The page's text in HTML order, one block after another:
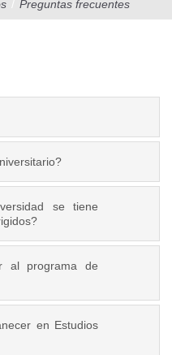
/ Preguntas frecuentes
se tiene
al programa de
en Estudios